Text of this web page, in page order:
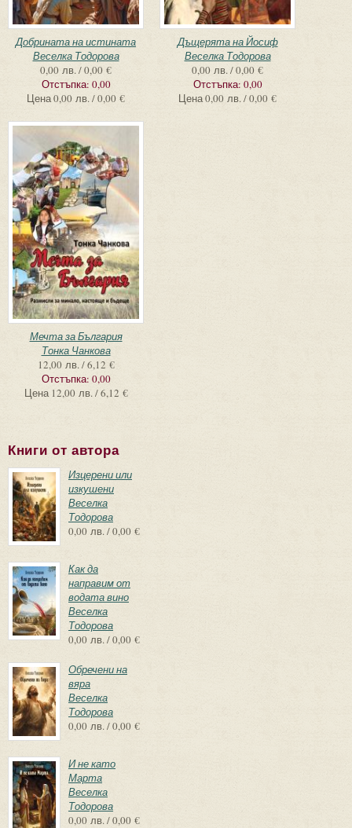
Добрината на истината
Веселка Тодорова
0,00 лв. / 0,00 €
Отстъпка: 0,00
Цена0,00 лв. / 0,00 €
Дъщерята на Йосиф
Веселка Тодорова
0,00 лв. / 0,00 €
Отстъпка: 0,00
Цена0,00 лв. / 0,00 €
Мечта за България
Тонка Чанкова
12,00 лв. / 6,12 €
Отстъпка: 0,00
Цена 12,00 лв. / 6,12 €
Книги от автора
Изцерени или
изкушени
Веселка
Тодорова
0,00 лв. / 0,00 €
Как да
направим от
водата вино
Веселка
Тодорова
0,00 лв. / 0,00 €
Обречени на
вяра
Веселка
Тодорова
0,00 лв. / 0,00 €
И не като
Марта
Веселка
Тодорова
0,00 лв. / 0,00 €